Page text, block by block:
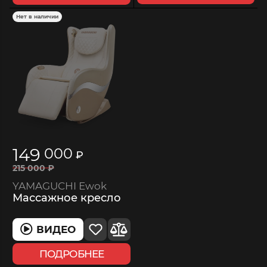
Нет в наличии
149 000 ₽
215 000₽
YAMAGUCHI Ewok
Массажное кресло
ВИДЕО
ПОДРОБНЕЕ